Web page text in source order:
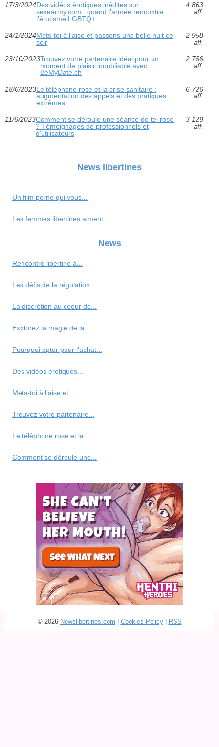
17/3/2024Des vidéos érotiques inédites sur
sexearmy.com : quand l'armée rencontre
l'érotisme LGBTQ+
4 863
aff.
24/1/2024Mets-toi à l’aise et passons une belle nuit ce
soir
2 958
aff.
23/10/2023Trouvez votre partenaire idéal pour un
moment de plaisir inoubliable avec
BeMyDate.ch
2 756
aff.
18/6/2023Le téléphone rose et la crise sanitaire :
augmentation des appels et des pratiques
extrêmes
6 726
aff.
11/6/2023Comment se déroule une séance de tel rose
? Témoignages de professionnels et
d'utilisateurs
3 129
aff.
News libertines
Un film porno qui vous...
Les femmes libertines aiment...
News
Rencontre libertine à...
Les défis de la régulation...
La discrétion au coeur de...
Explorez la magie de la...
Pourquoi opter pour l'achat...
Des vidéos érotiques...
Mets-toi à l’aise et...
Trouvez votre partenaire...
Le téléphone rose et la...
Comment se déroule une...
© 2026 Newslibertines.com Cookies Policy| RSS